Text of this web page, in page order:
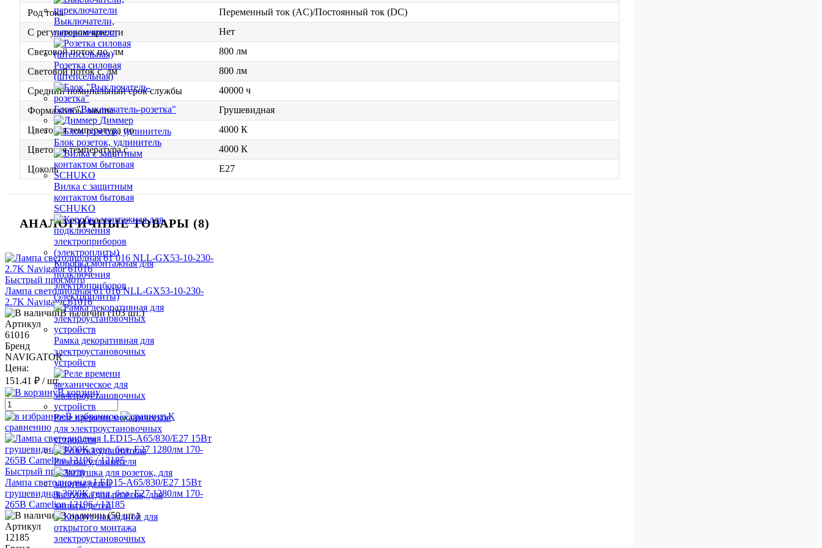
Выключатели,
переключатели
Розетка силовая
(штепсельная)
Блок "Выключатель-розетка"
Диммер
Блок розеток, удлинитель
Вилка с защитным
контактом бытовая
SCHUKO
Коробка монтажная для
подключения
электроприборов
(электроплиты)
Рамка декоративная для
электроустановочных
устройств
Реле времени механическое
для электроустановочных
устройств
Розетка удлинителя
Заглушка для розеток, для
защиты детей
Род тока
Переменный ток (AC)/Постоянный ток (DC)
С регулятором яркости
Нет
Световой поток по, лм
800 лм
Световой поток с, лм
800 лм
Средний номинальный срок службы
40000 ч
Форма колбы лампы
Грушевидная
Цветовая температура по
4000 К
Цветовая температура с
4000 К
Цоколь
E27
АНАЛОГИЧНЫЕ ТОВАРЫ (8)
Быстрый просмотр
Лампа светодиодная 61 016 NLL-GX53-10-230-
2.7K Navigator 61016
В наличии (103 шт.)
Артикул
61016
Бренд
NAVIGATOR
Цена:
151.41 ₽ / шт.
В корзину
В избранное
К
сравнению
Быстрый просмотр
Лампа светодиодная LED15-A65/830/E27 15Вт
грушевидная 3000К тепл. бел. E27 1280лм 170-
265В Camelion 12196 / 12185
В наличии (50 шт.)
Артикул
12185